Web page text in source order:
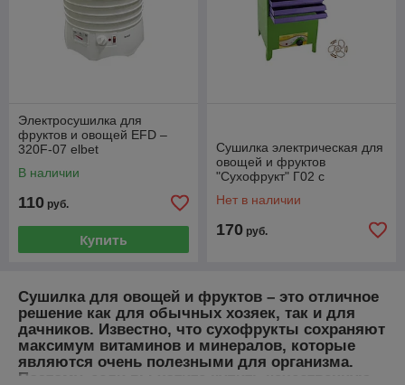
Электросушилка для
фруктов и овощей EFD –
320F-07 elbet
В наличии
110 руб.
Купить
Сушилка электрическая для
овощей и фруктов
"Сухофрукт" Г02 c
Нет в наличии
170 руб.
Сушилка для овощей и фруктов – это отличное
решение как для обычных хозяек, так и для
дачников. Известно, что сухофрукты сохраняют
максимум витаминов и минералов, которые
являются очень полезными для организма.
Поэтому, если вы хотите купить качественную